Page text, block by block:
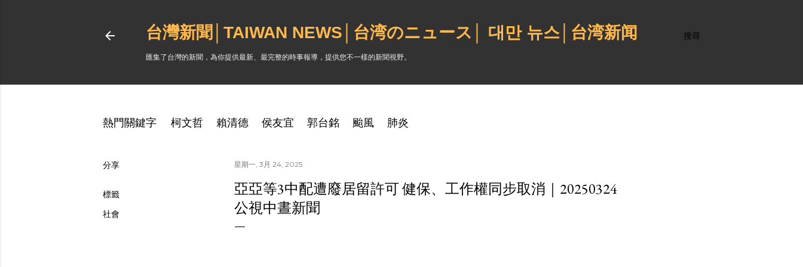
搜尋
台灣新聞│TAIWAN NEWS│台湾のニュース│ 대만 뉴스│台湾新闻
匯集了台灣的新聞，為你提供最新、最完整的時事報導，提供您不一樣的新聞視野。
熱門關鍵字 柯文哲 賴清德 侯友宜 郭台銘 颱風 肺炎
分享
標籤
社會
星期一, 3月 24, 2025
亞亞等3中配遭廢居留許可 健保、工作權同步取消｜20250324
公視中晝新聞